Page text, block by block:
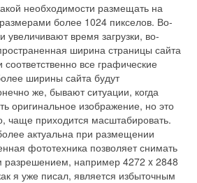
необходимости размещать на
более 1024 пикселов. Во-
увеличивают время загрузки, во-
ширина страницы сайта
все графические
ширины сайта будут
же, бывают ситуации, когда
оригинальное изображение, но это
чаще приходится масштабировать.
актуальна при размещении
фототехника позволяет снимать
разрешением, например 4272 x 2848
я уже писал, является избыточным